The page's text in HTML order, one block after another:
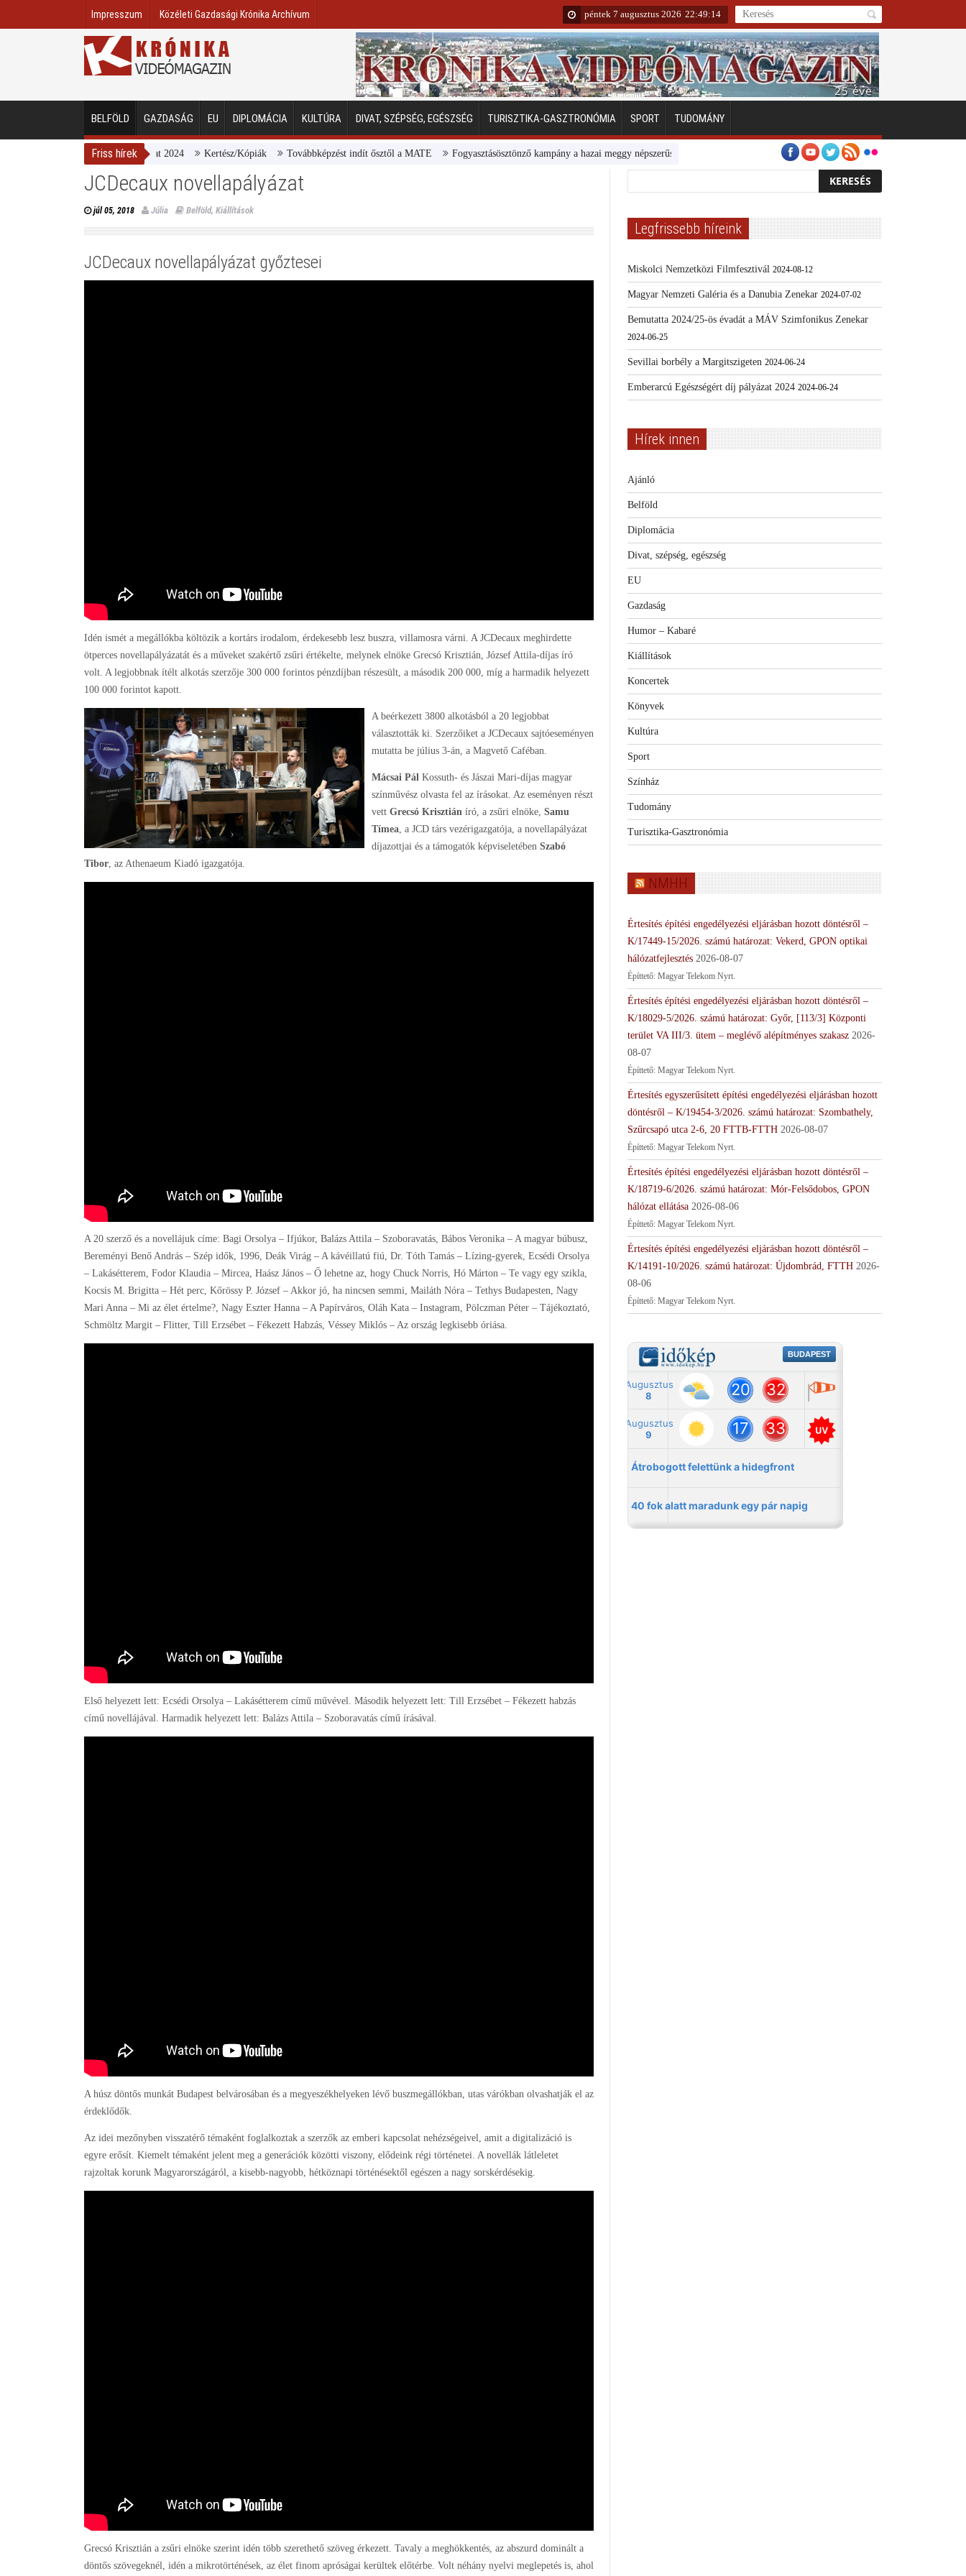
Impresszum Közéleti Gazdasági Krónika Archívum péntek 7 augusztus 2026 22:49:15
BELFÖLD GAZDASÁG EU DIPLOMÁCIA KULTÚRA DIVAT, SZÉPSÉG, EGÉSZSÉG TURISZTIKA-GASZTRONÓMIA SPORT TUDOMÁNY
Friss hírek
Egészségért díj pályázat 2024 Kertész/Kópiák Továbbképzést indít ősztől a MATE Fogyasztásösztönző kampány a hazai meggy népszerűsítéséért EFOTT – július 10-14 között rendezik meg
JCDecaux novellapályázat
júl 05, 2018 Júlia Belföld, Kiállítások
JCDecaux novellapályázat győztesei
Idén ismét a megállókba költözik a kortárs irodalom, érdekesebb lesz buszra, villamosra várni. A JCDecaux meghirdette
ötperces novellapályázatát és a műveket szakértő zsűri értékelte, melynek elnöke Grecsó Krisztián, József Attila-díjas író
volt. A legjobbnak ítélt alkotás szerzője 300 000 forintos pénzdíjban részesült, a második 200 000, míg a harmadik helyezett
100 000 forintot kapott.
A beérkezett 3800 alkotásból a 20 legjobbat
választották ki. Szerzőiket a JCDecaux sajtóeseményen
mutatta be július 3-án, a Magvető Caféban.
Mácsai Pál Kossuth- és Jászai Mari-díjas magyar
színművész olvasta fel az írásokat. Az eseményen részt
vett Grecsó Krisztián író, a zsűri elnöke, Samu
Tímea , a JCD társ vezérigazgatója, a novellapályázat
díjazottjai és a támogatók képviseletében Szabó
Tibor , az Athenaeum Kiadó igazgatója.
A 20 szerző és a novellájuk címe: Bagi Orsolya – Ifjúkor, Balázs Attila – Szoboravatás, Bábos Veronika – A magyar búbusz,
Bereményi Benő András – Szép idők, 1996, Deák Virág – A kávéillatú fiú, Dr. Tóth Tamás – Lízing-gyerek, Ecsédi Orsolya
– Lakásétterem, Fodor Klaudia – Mircea, Haász János – Ő lehetne az, hogy Chuck Norris, Hó Márton – Te vagy egy szikla,
Kocsis M. Brigitta – Hét perc, Kőrössy P. József – Akkor jó, ha nincsen semmi, Mailáth Nóra – Tethys Budapesten, Nagy
Mari Anna – Mi az élet értelme?, Nagy Eszter Hanna – A Papírváros, Oláh Kata – Instagram, Pölczman Péter – Tájékoztató,
Schmöltz Margit – Flitter, Till Erzsébet – Fékezett Habzás, Véssey Miklós – Az ország legkisebb óriása.
Első helyezett lett: Ecsédi Orsolya – Lakásétterem című művével. Második helyezett lett: Till Erzsébet – Fékezett habzás
című novellájával. Harmadik helyezett lett: Balázs Attila – Szoboravatás című írásával.
A húsz döntős munkát Budapest belvárosában és a megyeszékhelyeken lévő buszmegállókban, utas várókban olvashatják el az
érdeklődők.
Az idei mezőnyben visszatérő témaként foglalkoztak a szerzők az emberi kapcsolat nehézségeivel, amit a digitalizáció is
egyre erősít. Kiemelt témaként jelent meg a generációk közötti viszony, elődeink régi történetei. A novellák látleletet
rajzoltak korunk Magyarországáról, a kisebb-nagyobb, hétköznapi történésektől egészen a nagy sorskérdésekig.
Grecsó Krisztián a zsűri elnöke szerint idén több szerethető szöveg érkezett. Tavaly a meghökkentés, az abszurd dominált a
döntős szövegeknél, idén a mikrotörténések, az élet finom apróságai kerültek előtérbe. Volt néhány nyelvi meglepetés is, ahol
Legfrissebb híreink
Miskolci Nemzetközi Filmfesztivál 2024-08-12
Magyar Nemzeti Galéria és a Danubia Zenekar 2024-07-02
Bemutatta 2024/25-ös évadát a MÁV Szimfonikus Zenekar
2024-06-25
Sevillai borbély a Margitszigeten 2024-06-24
Emberarcú Egészségért díj pályázat 2024 2024-06-24
Hírek innen
Ajánló
Belföld
Diplomácia
Divat, szépség, egészség
EU
Gazdaság
Humor – Kabaré
Kiállítások
Koncertek
Könyvek
Kultúra
Sport
Színház
Tudomány
Turisztika-Gasztronómia
NMHH
Értesítés építési engedélyezési eljárásban hozott döntésről –
K/17449-15/2026. számú határozat: Vekerd, GPON optikai
hálózatfejlesztés 2026-08-07
Építtető: Magyar Telekom Nyrt.
Értesítés építési engedélyezési eljárásban hozott döntésről –
K/18029-5/2026. számú határozat: Győr, [113/3] Központi
terület VA III/3. ütem – meglévő alépítményes szakasz 2026-
08-07
Építtető: Magyar Telekom Nyrt.
Értesítés egyszerűsített építési engedélyezési eljárásban hozott
döntésről – K/19454-3/2026. számú határozat: Szombathely,
Szűrcsapó utca 2-6, 20 FTTB-FTTH 2026-08-07
Építtető: Magyar Telekom Nyrt.
Értesítés építési engedélyezési eljárásban hozott döntésről –
K/18719-6/2026. számú határozat: Mór-Felsődobos, GPON
hálózat ellátása 2026-08-06
Építtető: Magyar Telekom Nyrt.
Értesítés építési engedélyezési eljárásban hozott döntésről –
K/14191-10/2026. számú határozat: Újdombrád, FTTH 2026-
08-06
Építtető: Magyar Telekom Nyrt.